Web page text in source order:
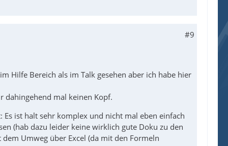
#9
Hilfe Bereich als im Talk gesehen aber ich habe hier
dahingehend mal keinen Kopf.
Es ist halt sehr komplex und nicht mal eben einfach
(hab dazu leider keine wirklich gute Doku zu den
Umweg über Excel (da mit den Formeln